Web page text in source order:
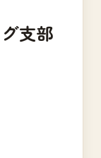
支部